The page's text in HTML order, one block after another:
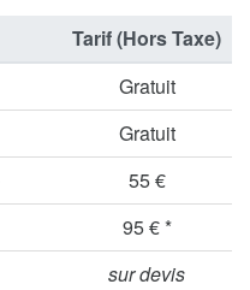
Tarif (Hors Taxe)
Gratuit
Gratuit
55 €
95 € *
sur devis